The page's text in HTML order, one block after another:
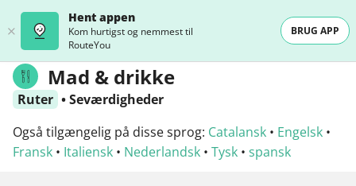
Hent appen
Kom hurtigst og nemmest til
RouteYou
BRUG APP
Mad & drikke
Ruter •Seværdigheder
Også tilgængelig på disse sprog: Catalansk • Engelsk •
Fransk • Italiensk • Nederlandsk • Tysk • spansk